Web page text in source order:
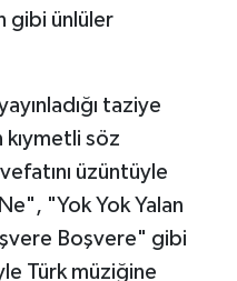
gibi ünlüler
taziye
kıymetli söz
üzüntüyle
"Yok Yok Yalan
Boşvere" gibi
Türk müziğine